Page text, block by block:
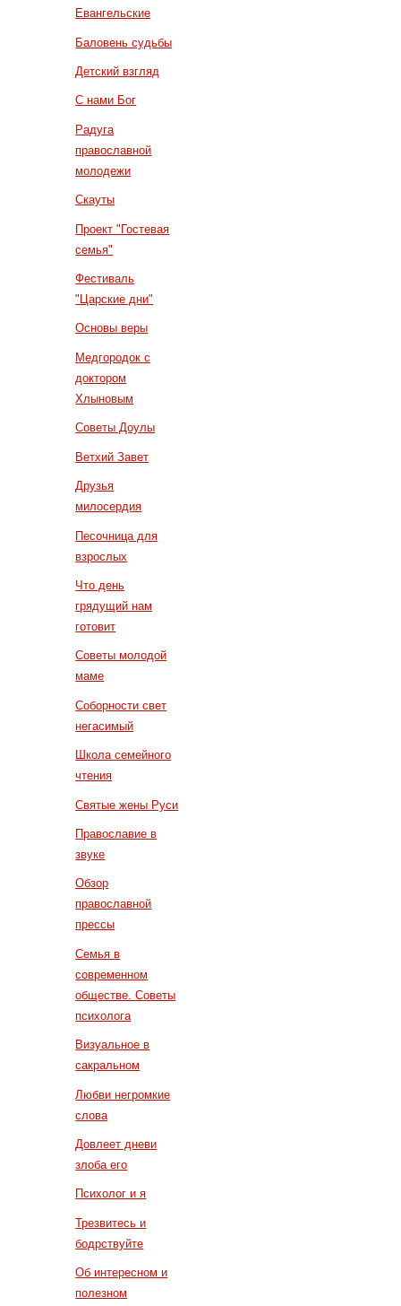
Евангельские
Баловень судьбы
Детский взгляд
С нами Бог
Радуга
православной
молодежи
Скауты
Проект "Гостевая
семья"
Фестиваль
"Царские дни"
Основы веры
Медгородок с
доктором
Хлыновым
Советы Доулы
Ветхий Завет
Друзья
милосердия
Песочница для
взрослых
Что день
грядущий нам
готовит
Советы молодой
маме
Соборности свет
негасимый
Школа семейного
чтения
Святые жены Руси
Православие в
звуке
Обзор
православной
прессы
Семья в
современном
обществе. Советы
психолога
Визуальное в
сакральном
Любви негромкие
слова
Довлеет дневи
злоба его
Психолог и я
Трезвитесь и
бодрствуйте
Об интересном и
полезном